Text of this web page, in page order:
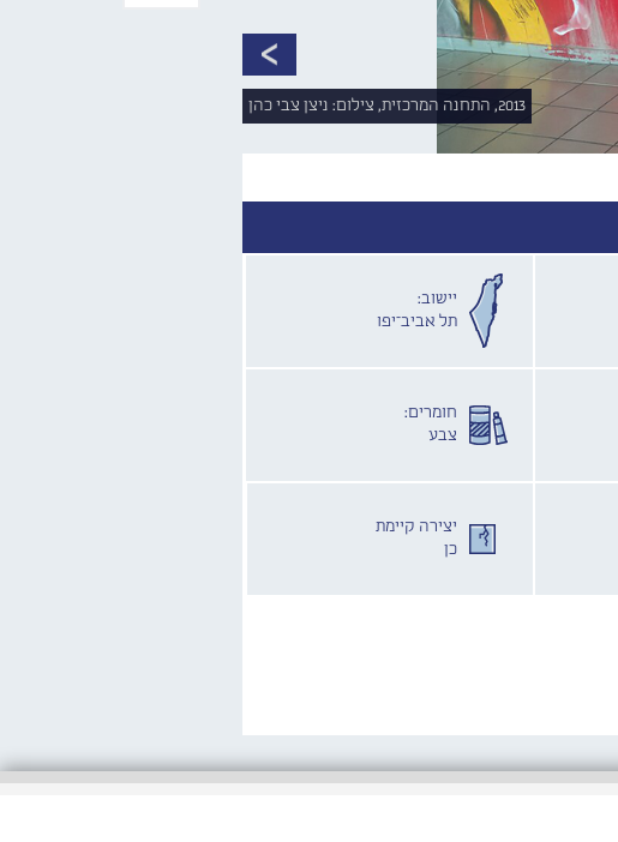
2013, התחנה המרכזית, צילום: ניצן צבי כהן
יישוב:
תל אביב־יפו
חומרים:
צבע
יצירה קיימת
כן